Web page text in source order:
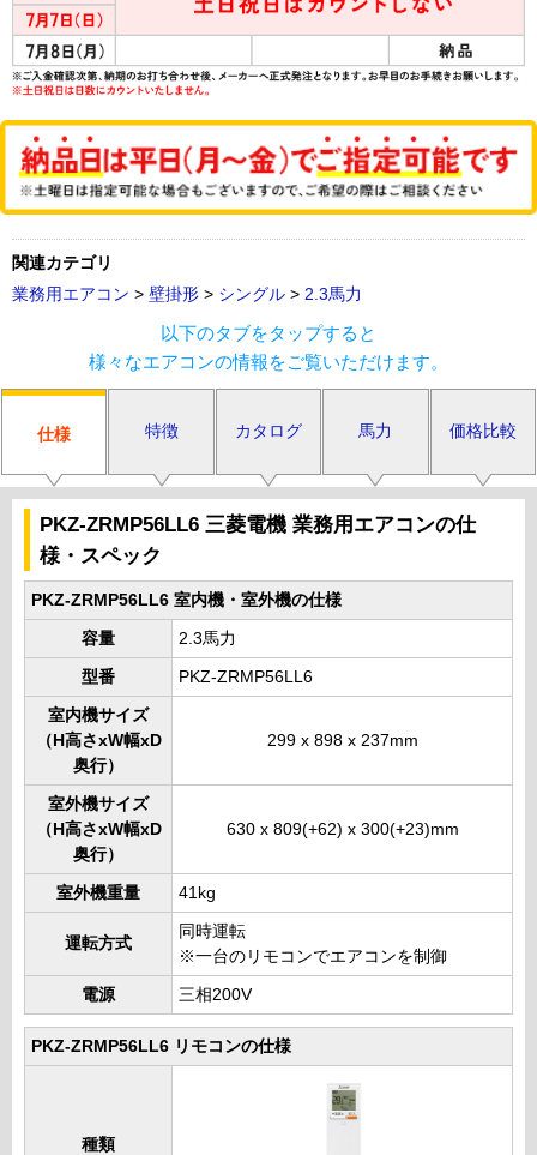
関連カテゴリ
業務用エアコン > 壁掛形 > シングル > 2.3馬力
以下のタブをタップすると
様々なエアコンの情報をご覧いただけます。
仕様 特徴 カタログ 馬力 価格比較
PKZ-ZRMP56LL6 三菱電機 業務用エアコンの仕
様・スペック
PKZ-ZRMP56LL6 室内機・室外機の仕様
容量 2.3馬力
型番 PKZ-ZRMP56LL6
室内機サイズ
（H高さxW幅xD
奥行）
299 x 898 x 237mm
室外機サイズ
（H高さxW幅xD
奥行）
630 x 809(+62) x 300(+23)mm
室外機重量 41kg
運転方式
同時運転
※一台のリモコンでエアコンを制御
電源 三相200V
PKZ-ZRMP56LL6 リモコンの仕様
種類